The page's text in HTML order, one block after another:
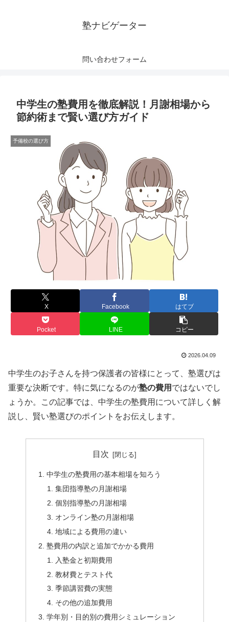
塾ナビゲーター
問い合わせフォーム
中学生の塾費用を徹底解説！月謝相場から
節約術まで賢い選び方ガイド
予備校の選び方
X Facebook はてブ
Pocket LINE コピー
2026.04.09
中学生のお子さんを持つ保護者の皆様にとって、塾選びは
重要な決断です。特に気になるのが塾の費用 ではないでし
ょうか。この記事では、中学生の塾費用について詳しく解
説し、賢い塾選びのポイントをお伝えします。
目次
中学生の塾費用の基本相場を知ろう
集団指導塾の月謝相場
個別指導塾の月謝相場
オンライン塾の月謝相場
地域による費用の違い
塾費用の内訳と追加でかかる費用
入塾金と初期費用
教材費とテスト代
季節講習費の実態
その他の追加費用
学年別・目的別の費用シミュレーション